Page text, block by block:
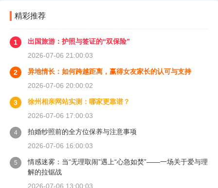
精彩推荐
1
出国旅游：护照与签证的“双保险”
2026-07-06 21:00:03
2
异地情长：如何跨越距离，赢得女友家长的认可与支持
2026-07-06 20:00:02
3
徐州相亲网站实测：哪家更靠谱？
2026-07-06 17:00:03
4
拍婚纱照前的全方位保养与注意事项
2026-07-06 16:00:03
5
情感迷雾：当“无理取闹”遇上“心急如焚”——一场关于爱与理
解的拉锯战
2026-07-06 13:00:03